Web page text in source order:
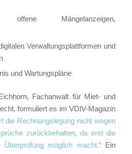
offene Mängelanzeigen,
Verwaltungsplattformen und
und Wartungspläne
Fachanwalt für Miet- und
formuliert es im VDIV-Magazin
die Rechnungslegung nicht wegen
zurückbehalten, da erst die
möglich macht.“Ein